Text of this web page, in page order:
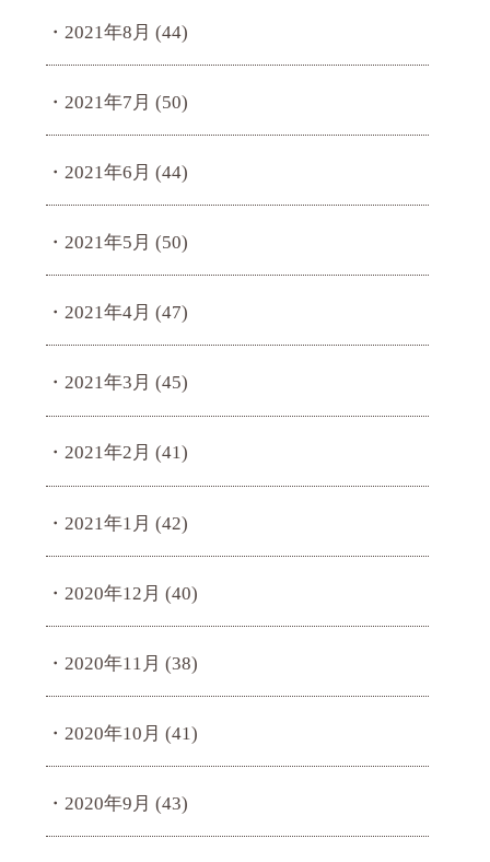
2021年8月 (44)
2021年7月 (50)
2021年6月 (44)
2021年5月 (50)
2021年4月 (47)
2021年3月 (45)
2021年2月 (41)
2021年1月 (42)
2020年12月 (40)
2020年11月 (38)
2020年10月 (41)
2020年9月 (43)